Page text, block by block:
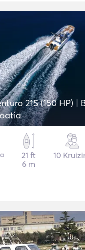
21S (150 HP) |
21 ft
6 m
10